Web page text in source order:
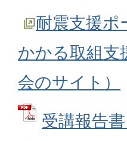
耐震支援ポ
かかる取組支
会のサイト）
受講報告